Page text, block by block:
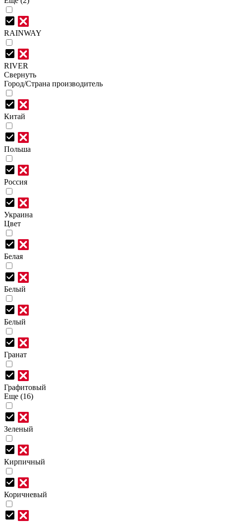
RAINWAY
RIVER
Свернуть
Город/Страна производитель
Китай
Польша
Россия
Украина
Цвет
Белая
Белый
Белый
Гранат
Графитовый
Еще (16)
Зеленый
Кирпичный
Коричневый